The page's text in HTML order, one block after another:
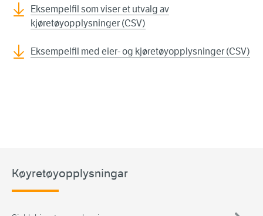
Eksempelfil som viser et utvalg av
kjøretøyopplysninger (CSV)
Eksempelfil med eier- og kjøretøyopplysninger (CSV)
Køyretøyopplysningar